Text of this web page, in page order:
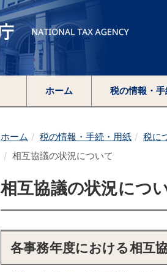
ホーム 税の情報・
ホーム 税の情報・手続・用紙 税に
相互協議の状況について
相互協議の状況につ
各事務年度における相互